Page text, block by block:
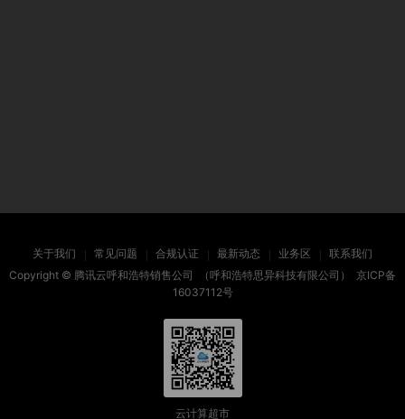
关于我们 常见问题 合规认证 最新动态 业务区
联系我们
Copyright © 腾讯云呼和浩特销售公司 （呼和浩特思异科技有限公司） 京ICP备
16037112号
云计算超市